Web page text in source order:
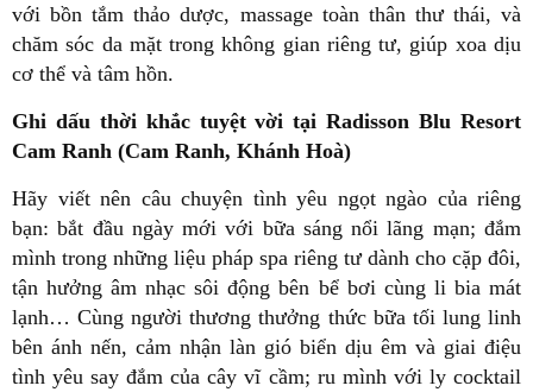
với bồn tắm thảo dược, massage toàn thân thư thái, và
chăm sóc da mặt trong không gian riêng tư, giúp xoa dịu
cơ thể và tâm hồn.
Ghi dấu thời khắc tuyệt vời tại Radisson Blu Resort
Cam Ranh (Cam Ranh, Khánh Hoà)
Hãy viết nên câu chuyện tình yêu ngọt ngào của riêng
bạn: bắt đầu ngày mới với bữa sáng nổi lãng mạn; đắm
mình trong những liệu pháp spa riêng tư dành cho cặp đôi,
tận hưởng âm nhạc sôi động bên bể bơi cùng li bia mát
lạnh… Cùng người thương thưởng thức bữa tối lung linh
bên ánh nến, cảm nhận làn gió biển dịu êm và giai điệu
tình yêu say đắm của cây vĩ cầm; ru mình với ly cocktail